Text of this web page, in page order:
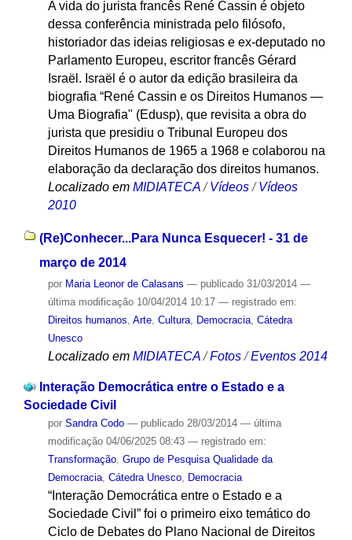
A vida do jurista francês René Cassin é objeto
dessa conferência ministrada pelo filósofo,
historiador das ideias religiosas e ex-deputado no
Parlamento Europeu, escritor francês Gérard
Israël. Israël é o autor da edição brasileira da
biografia “René Cassin e os Direitos Humanos —
Uma Biografia" (Edusp), que revisita a obra do
jurista que presidiu o Tribunal Europeu dos
Direitos Humanos de 1965 a 1968 e colaborou na
elaboração da declaração dos direitos humanos.
Localizado em MIDIATECA /Vídeos /Vídeos
2010
(Re)Conhecer...Para Nunca Esquecer! - 31 de
março de 2014
por Maria Leonor de Calasans — publicado31/03/2014 —
última modificação10/04/2014 10:17 — registrado em:
Direitos humanos, Arte, Cultura, Democracia, Cátedra
Unesco
Localizado em MIDIATECA /Fotos /Eventos 2014
Interação Democrática entre o Estado e a
Sociedade Civil
por Sandra Codo — publicado28/03/2014 — última
modificação04/06/2025 08:43 — registrado em:
Transformação, Grupo de Pesquisa Qualidade da
Democracia, Cátedra Unesco, Democracia
“Interação Democrática entre o Estado e a
Sociedade Civil” foi o primeiro eixo temático do
Ciclo de Debates do Plano Nacional de Direitos